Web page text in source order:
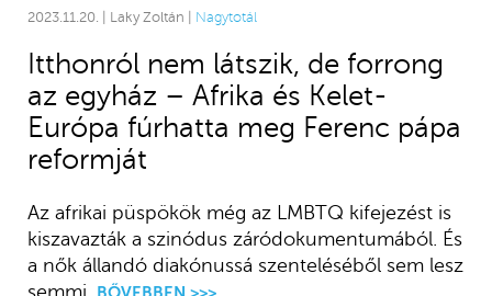
2023.11.20. | Laky Zoltán | Nagytotál
Itthonról nem látszik, de forrong
az egyház – Afrika és Kelet-
Európa fúrhatta meg Ferenc pápa
reformját
Az afrikai püspökök még az LMBTQ kifejezést is
kiszavazták a szinódus záródokumentumából. És
a nők állandó diakónussá szenteléséből sem lesz
semmi.